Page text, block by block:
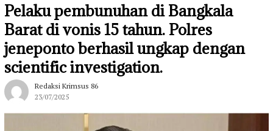
Pelaku pembunuhan di Bangkala
Barat di vonis 15 tahun. Polres
jeneponto berhasil ungkap dengan
scientific investigation.
Redaksi Krimsus 86
23/07/2025